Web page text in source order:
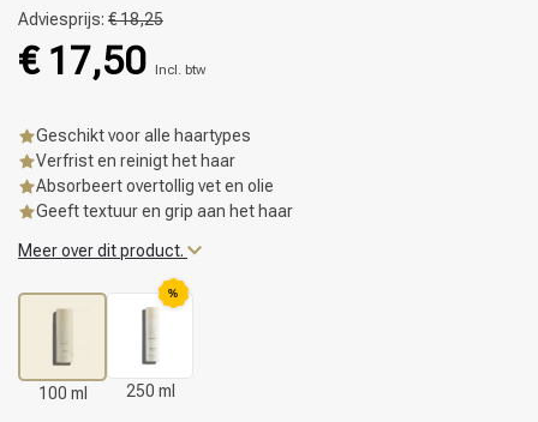
Adviesprijs: € 18,25
€ 17,50 Incl. btw
Geschikt voor alle haartypes
Verfrist en reinigt het haar
Absorbeert overtollig vet en olie
Geeft textuur en grip aan het haar
Meer over dit product.
100 ml
%
250 ml